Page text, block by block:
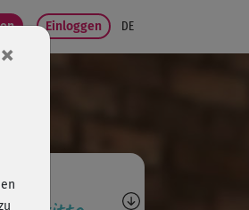
Einloggen DE
×